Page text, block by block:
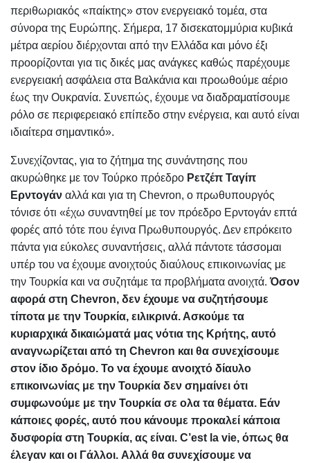
περιθωριακός «παίκτης» στον ενεργειακό τομέα, στα
σύνορα της Ευρώπης. Σήμερα, 17 δισεκατομμύρια κυβικά
μέτρα αερίου διέρχονται από την Ελλάδα και μόνο έξι
προορίζονται για τις δικές μας ανάγκες καθώς παρέχουμε
ενεργειακή ασφάλεια στα Βαλκάνια και προωθούμε αέριο
έως την Ουκρανία. Συνεπώς, έχουμε να διαδραματίσουμε
ρόλο σε περιφερειακό επίπεδο στην ενέργεια, και αυτό είναι
ιδιαίτερα σημαντικό».
Συνεχίζοντας, για το ζήτημα της συνάντησης που
ακυρώθηκε με τον Τούρκο πρόεδρο Ρετζέπ Ταγίπ
Ερντογάν αλλά και για τη Chevron, ο πρωθυπουργός
τόνισε ότι «έχω συναντηθεί με τον πρόεδρο Ερντογάν επτά
φορές από τότε που έγινα Πρωθυπουργός. Δεν επρόκειτο
πάντα για εύκολες συναντήσεις, αλλά πάντοτε τάσσομαι
υπέρ του να έχουμε ανοιχτούς διαύλους επικοινωνίας με
την Τουρκία και να συζητάμε τα προβλήματα ανοιχτά. Όσον
αφορά στη Chevron, δεν έχουμε να συζητήσουμε
τίποτα με την Τουρκία, ειλικρινά. Ασκούμε τα
κυριαρχικά δικαιώματά μας νότια της Κρήτης, αυτό
αναγνωρίζεται από τη Chevron και θα συνεχίσουμε
στον ίδιο δρόμο. Το να έχουμε ανοιχτό δίαυλο
επικοινωνίας με την Τουρκία δεν σημαίνει ότι
συμφωνούμε με την Τουρκία σε ολα τα θέματα. Εάν
κάποιες φορές, αυτό που κάνουμε προκαλεί κάποια
δυσφορία στη Τουρκία, ας είναι. C’est la vie, όπως θα
έλεγαν και οι Γάλλοι. Αλλά θα συνεχίσουμε να